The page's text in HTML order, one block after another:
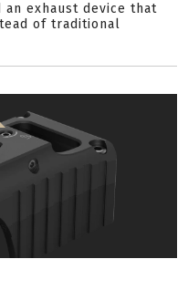
an exhaust device that
of traditional